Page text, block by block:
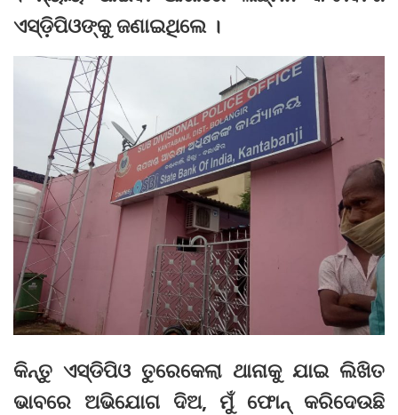
ଏସ୍‌ଡ଼ିପିଓଙ୍କୁ ଜଣାଇଥିଲେ ।
କିନ୍ତୁ ଏସ୍‌ଡିପିଓ ତୁରେକେଲା ଥାନାକୁ ଯାଇ ଲିଖିତ
ଭାବରେ ଅଭିଯୋଗ ଦିଅ, ମୁଁ ଫୋନ୍‌ କରିଦେଉଛି